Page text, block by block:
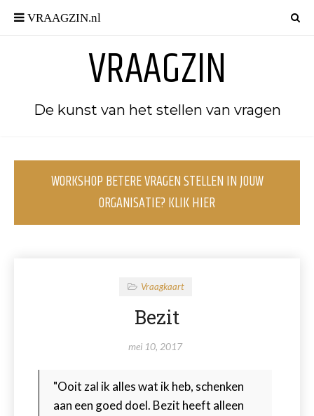
VRAAGZIN
De kunst van het stellen van vragen
WORKSHOP BETERE VRAGEN STELLEN IN JOUW
ORGANISATIE? KLIK HIER
Vraagkaart
Bezit
mei 10, 2017
"Ooit zal ik alles wat ik heb, schenken
aan een goed doel. Bezit heeft alleen